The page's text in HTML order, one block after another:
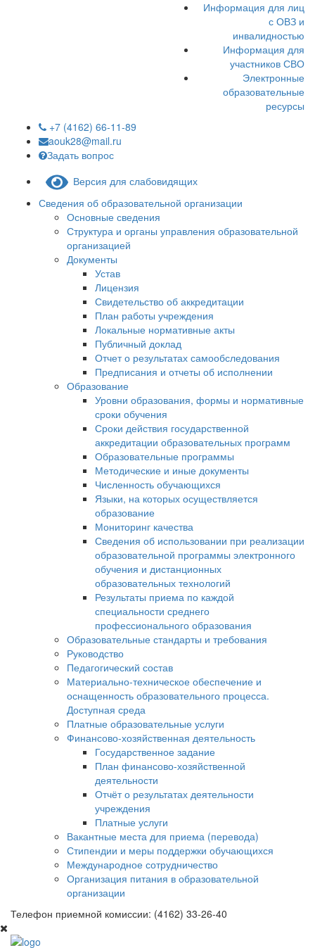
Информация для лиц
с ОВЗ и
инвалидностью
Информация для
участников СВО
Электронные
образовательные
ресурсы
+7 (4162) 66-11-89
aouk28@mail.ru
Задать вопрос
Версия для слабовидящих
Сведения об образовательной организации
Основные сведения
Структура и органы управления образовательной
организацией
Документы
Устав
Лицензия
Свидетельство об аккредитации
План работы учреждения
Локальные нормативные акты
Публичный доклад
Отчет о результатах самообследования
Предписания и отчеты об исполнении
Образование
Уровни образования, формы и нормативные
сроки обучения
Сроки действия государственной
аккредитации образовательных программ
Образовательные программы
Методические и иные документы
Численность обучающихся
Языки, на которых осуществляется
образование
Мониторинг качества
Сведения об использовании при реализации
образовательной программы электронного
обучения и дистанционных
образовательных технологий
Результаты приема по каждой
специальности среднего
профессионального образования
Образовательные стандарты и требования
Руководство
Педагогический состав
Материально-техническое обеспечение и
оснащенность образовательного процесса.
Доступная среда
Платные образовательные услуги
Финансово-хозяйственная деятельность
Государственное задание
План финансово-хозяйственной
деятельности
Отчёт о результатах деятельности
учреждения
Платные услуги
Вакантные места для приема (перевода)
Стипендии и меры поддержки обучающихся
Международное сотрудничество
Организация питания в образовательной
организации
Телефон приемной комиссии: (4162) 33-26-40